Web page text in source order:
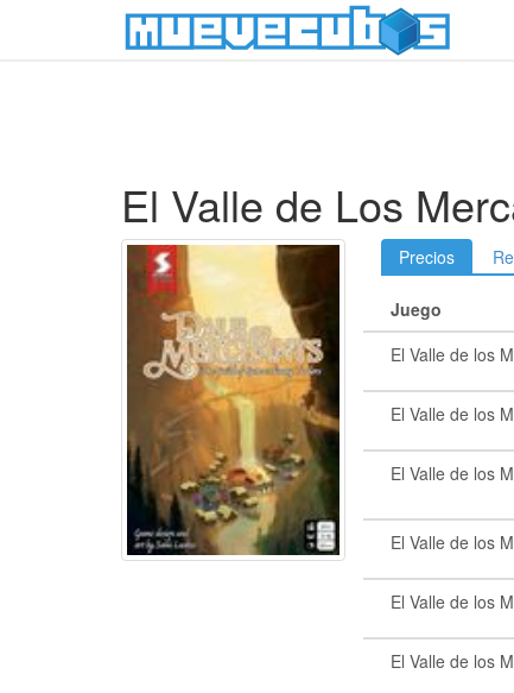
El Valle de Los
Precios
Juego
El Valle de los
El Valle de los
El Valle de los
El Valle de los
El Valle de los
El Valle de los